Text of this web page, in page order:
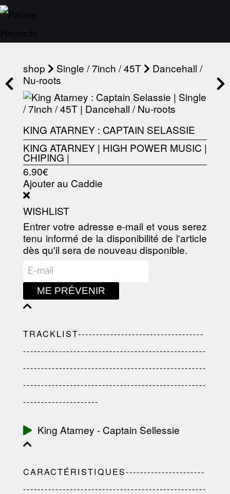
shop Single / 7inch / 45T
Dancehall /
Nu-roots
KING ATARNEY : CAPTAIN SELASSIE
KING ATARNEY| HIGH POWER MUSIC |
CHIPING |
6.90€
Ajouter au Caddie
WISHLIST
Entrer votre adresse e-mail et vous serez
tenu informé de la disponibilité de l'article
dès qu'il sera de nouveau disponible.
ME PRÉVENIR
TRACKLIST-----------------------------------
---------------------------------------------------
---------------------------------------------------
---------------------------------------------------
---------------------
King Atarney - Captain Sellessie
CARACTÉRISTIQUES----------------------
---------------------------------------------------